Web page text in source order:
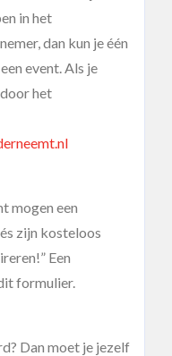
in het
dan kun je één
event. Als je
het
mogen een
zijn kosteloos
Een
formulier.
Dan moet je jezelf